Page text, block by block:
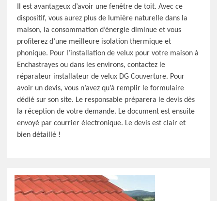
Il est avantageux d’avoir une fenêtre de toit. Avec ce
dispositif, vous aurez plus de lumière naturelle dans la
maison, la consommation d’énergie diminue et vous
profiterez d’une meilleure isolation thermique et
phonique. Pour l’installation de velux pour votre maison à
Enchastrayes ou dans les environs, contactez le
réparateur installateur de velux DG Couverture. Pour
avoir un devis, vous n’avez qu’à remplir le formulaire
dédié sur son site. Le responsable préparera le devis dès
la réception de votre demande. Le document est ensuite
envoyé par courrier électronique. Le devis est clair et
bien détaillé !